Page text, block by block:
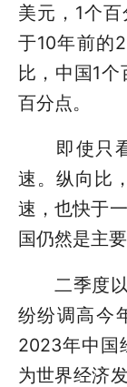
美元，1个
于10年前的
比，中国1
百分点。
即使只看
速。纵向比
速，也快于
国仍然是主
二季度以
纷纷调高今
2023年中国
为世界经济